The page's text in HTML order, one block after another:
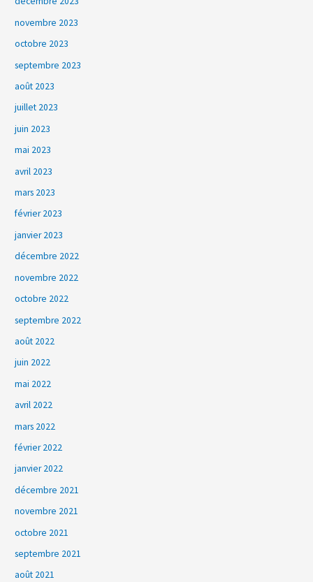
novembre 2023
octobre 2023
septembre 2023
août 2023
juillet 2023
juin 2023
mai 2023
avril 2023
mars 2023
février 2023
janvier 2023
décembre 2022
novembre 2022
octobre 2022
septembre 2022
août 2022
juin 2022
mai 2022
avril 2022
mars 2022
février 2022
janvier 2022
décembre 2021
novembre 2021
octobre 2021
septembre 2021
août 2021